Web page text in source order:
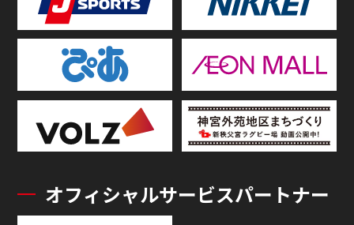
オフィシャルサービスパートナー